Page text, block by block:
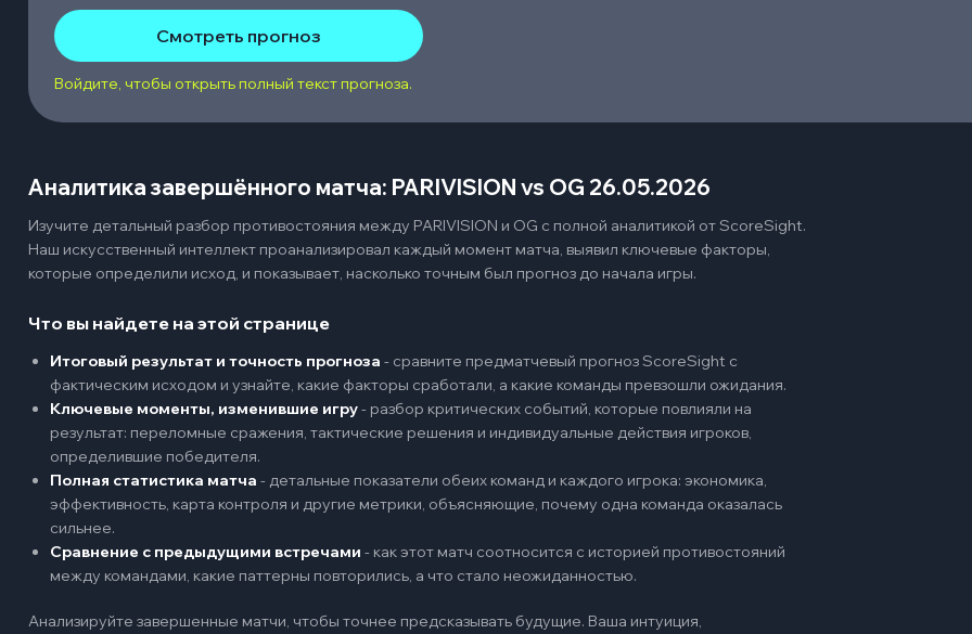
Смотреть прогноз
Войдите, чтобы открыть полный текст прогноза.
Аналитика завершённого матча: PARIVISION vs OG 26.05.2026
Изучите детальный разбор противостояния между PARIVISION и OG с полной аналитикой от ScoreSight.
Наш искусственный интеллект проанализировал каждый момент матча, выявил ключевые факторы,
которые определили исход, и показывает, насколько точным был прогноз до начала игры.
Что вы найдете на этой странице
Итоговый результат и точность прогноза - сравните предматчевый прогноз ScoreSight с
фактическим исходом и узнайте, какие факторы сработали, а какие команды превзошли ожидания.
Ключевые моменты, изменившие игру- разбор критических событий, которые повлияли на
результат: переломные сражения, тактические решения и индивидуальные действия игроков,
определившие победителя.
Полная статистика матча - детальные показатели обеих команд и каждого игрока: экономика,
эффективность, карта контроля и другие метрики, объясняющие, почему одна команда оказалась
сильнее.
Сравнение с предыдущими встречами - как этот матч соотносится с историей противостояний
между командами, какие паттерны повторились, а что стало неожиданностью.
Анализируйте завершенные матчи, чтобы точнее предсказывать будущие. Ваша интуиция,